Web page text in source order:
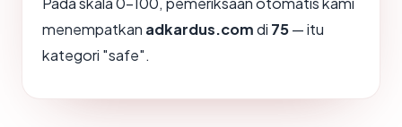
menempatkan adkardus.comdi 75— itu
kategori "safe".